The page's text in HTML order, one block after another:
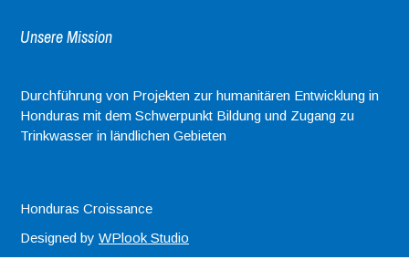
Unsere Mission
Durchführung von Projekten zur humanitären Entwicklung in
Honduras mit dem Schwerpunkt Bildung und Zugang zu
Trinkwasser in ländlichen Gebieten
Honduras Croissance
Designed byWPlook Studio